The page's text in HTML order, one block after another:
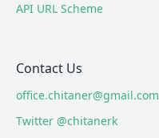
API URL Scheme
Contact Us
office.chitaner@gmail.com
Twitter @chitanerk